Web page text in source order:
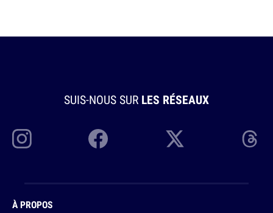
SUIS-NOUS SUR LES RÉSEAUX
À PROPOS